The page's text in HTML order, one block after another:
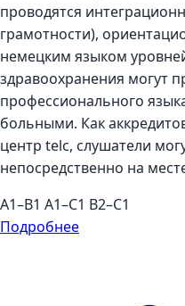
проводятся
грамотности),
немецким языком
здравоохранения могут
профессионального
больными. Как
центр telc, слушатели
непосредственно на
A1–B1 A1–C1 B2–C1
Подробнее